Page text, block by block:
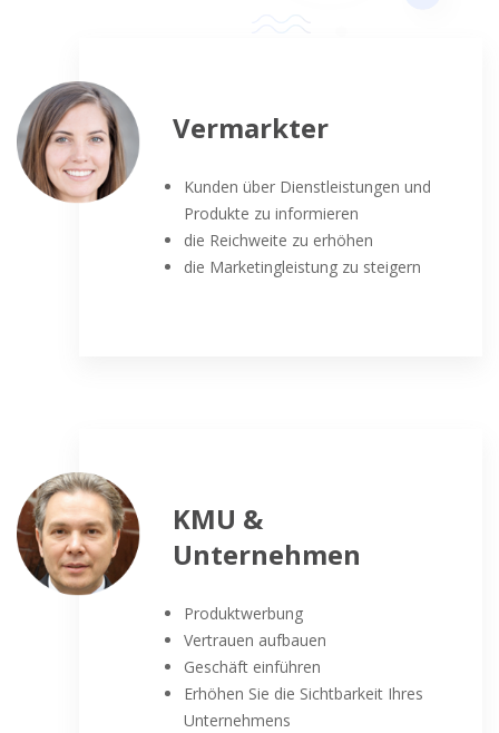
Vermarkter
Kunden über Dienstleistungen und
Produkte zu informieren
die Reichweite zu erhöhen
die Marketingleistung zu steigern
KMU &
Unternehmen
Produktwerbung
Vertrauen aufbauen
Geschäft einführen
Erhöhen Sie die Sichtbarkeit Ihres
Unternehmens